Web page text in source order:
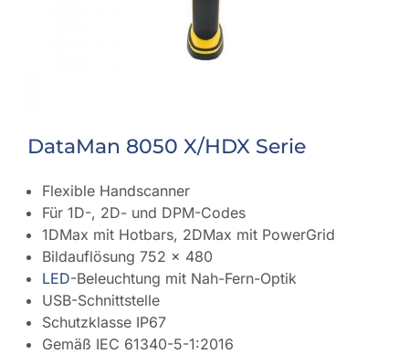
DataMan 8050 X/HDX Serie
Flexible Handscanner
Für 1D-, 2D- und DPM-Codes
1DMax mit Hotbars, 2DMax mit PowerGrid
Bildauflösung 752 x 480
LED-Beleuchtung mit Nah-Fern-Optik
USB-Schnittstelle
Schutzklasse IP67
Gemäß IEC 61340-5-1:2016